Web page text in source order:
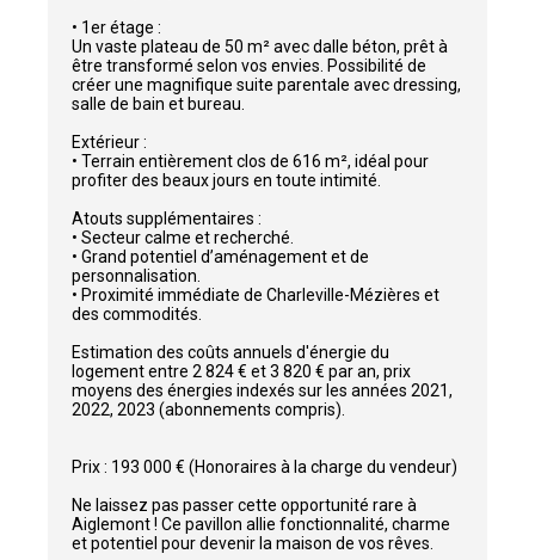
• 1er étage :
Un vaste plateau de 50 m² avec dalle béton, prêt à
être transformé selon vos envies. Possibilité de
créer une magnifique suite parentale avec dressing,
salle de bain et bureau.
Extérieur :
• Terrain entièrement clos de 616 m², idéal pour
profiter des beaux jours en toute intimité.
Atouts supplémentaires :
• Secteur calme et recherché.
• Grand potentiel d’aménagement et de
personnalisation.
• Proximité immédiate de Charleville-Mézières et
des commodités.
Estimation des coûts annuels d'énergie du
logement entre 2 824 € et 3 820 € par an, prix
moyens des énergies indexés sur les années 2021,
2022, 2023 (abonnements compris).
Prix : 193 000 € (Honoraires à la charge du vendeur)
Ne laissez pas passer cette opportunité rare à
Aiglemont ! Ce pavillon allie fonctionnalité, charme
et potentiel pour devenir la maison de vos rêves.